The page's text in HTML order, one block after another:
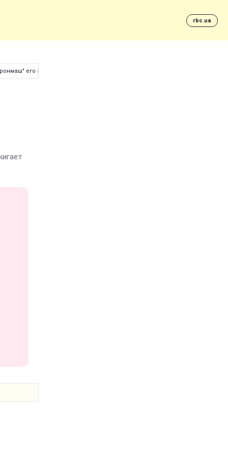
rbc.ua
его экс-руководством